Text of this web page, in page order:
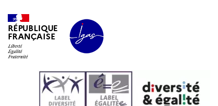
RÉPUBLIQUE
FRANÇAISE